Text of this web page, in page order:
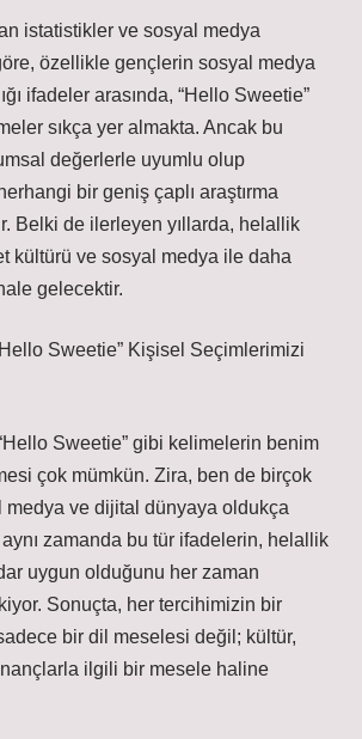
istatistikler ve sosyal medya
özellikle gençlerin sosyal medya
ifadeler arasında, “Hello Sweetie”
sıkça yer almakta. Ancak bu
değerlerle uyumlu olup
bir geniş çaplı araştırma
Belki de ilerleyen yıllarda, helallik
kültürü ve sosyal medya ile daha
gelecektir.
Sweetie” Kişisel Seçimlerimizi
Sweetie” gibi kelimelerin benim
çok mümkün. Zira, ben de birçok
medya ve dijital dünyaya oldukça
aynı zamanda bu tür ifadelerin, helallik
uygun olduğunu her zaman
Sonuçta, her tercihimizin bir
bir dil meselesi değil; kültür,
ilgili bir mesele haline